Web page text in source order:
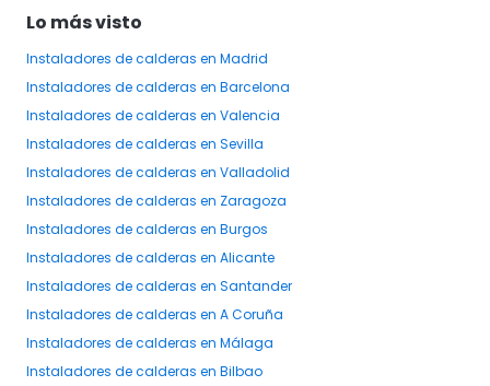
Lo más visto
Instaladores de calderas en Madrid
Instaladores de calderas en Barcelona
Instaladores de calderas en Valencia
Instaladores de calderas en Sevilla
Instaladores de calderas en Valladolid
Instaladores de calderas en Zaragoza
Instaladores de calderas en Burgos
Instaladores de calderas en Alicante
Instaladores de calderas en Santander
Instaladores de calderas en A Coruña
Instaladores de calderas en Málaga
Instaladores de calderas en Bilbao